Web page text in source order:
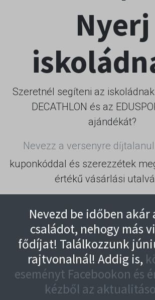
Nyerj
Szeretnél segíteni az
DECATHLON és az
ajándékát?
Nevezz a versenyre díjtalanul
kuponkóddal és szerezzétek
értékű vásárlási
Nevezd be időben akár
családot, nehogy más
fődíjat! Találkozzunk
rajtvonalnál! Addig is,
eseményt Facebookon és
kézből az